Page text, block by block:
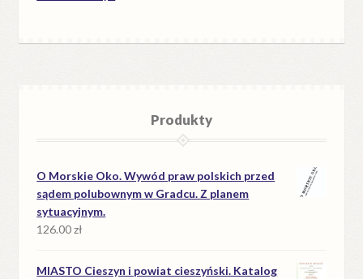
Produkty
O Morskie Oko. Wywód praw polskich przed
sądem polubownym w Gradcu. Z planem
sytuacyjnym.
126.00zł
MIASTO Cieszyn i powiat cieszyński. Katalog